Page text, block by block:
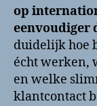
op
eenvoudiger
duidelijk hoe
écht werken,
en welke
klantcontact